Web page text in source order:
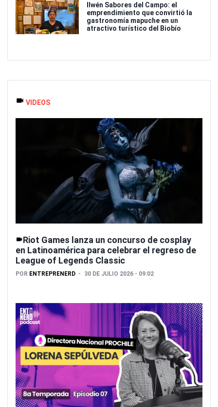
Ilwén Sabores del Campo: el
emprendimiento que convirtió la
gastronomía mapuche en un
atractivo turístico del Biobío
VIDEOS
Riot Games lanza un concurso de cosplay
en Latinoamérica para celebrar el regreso de
League of Legends Classic
POR ENTREPRENERD 30 DE JULIO 2026 - 09:02